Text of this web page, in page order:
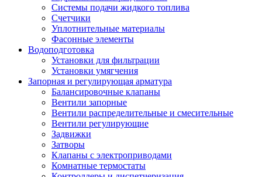
Системы подачи жидкого топлива
Счетчики
Уплотнительные материалы
Фасонные элементы
Водоподготовка
Установки для фильтрации
Установки умягчения
Запорная и регулирующая арматура
Балансировочные клапаны
Вентили запорные
Вентили распределительные и смесительные
Вентили регулирующие
Задвижки
Затворы
Клапаны с электроприводами
Комнатные термостаты